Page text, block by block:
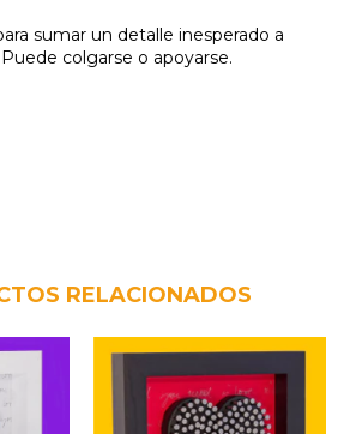
sumar un detalle inesperado a
colgarse o apoyarse.
RELACIONADOS